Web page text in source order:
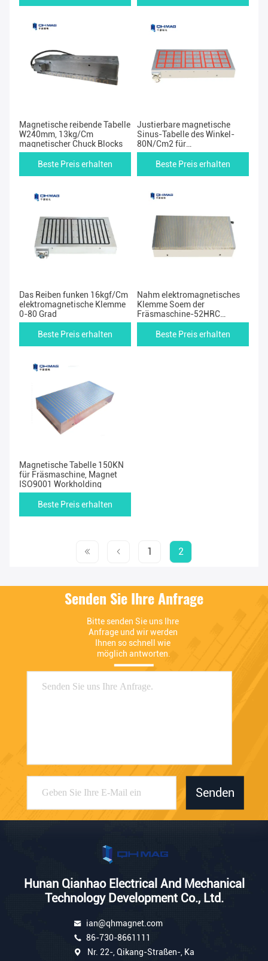
Magnetische reibende Tabelle
W240mm, 13kg/Cm
magnetischer Chuck Blocks
Beste Preis erhalten
Justierbare magnetische
Sinus-Tabelle des Winkel-
80N/Cm2 für
Schleifmaschine
Beste Preis erhalten
Das Reiben funken 16kgf/Cm
elektromagnetische Klemme
0-80 Grad
Beste Preis erhalten
Nahm elektromagnetisches
Klemme Soem der
Fräsmaschine-52HRC
sicheres an
Beste Preis erhalten
Magnetische Tabelle 150KN
für Fräsmaschine, Magnet
ISO9001 Workholding
Beste Preis erhalten
1 2
Senden Sie Ihre Anfrage
Bitte senden Sie uns Ihre
Anfrage und wir werden
Ihnen so schnell wie
möglich antworten.
Senden
Hunan Qianhao Electrical And Mechanical
Technology Development Co., Ltd.
ian@qhmagnet.com
86-730-8661111
Nr. 22-, Qikang-Straßen-, Ka